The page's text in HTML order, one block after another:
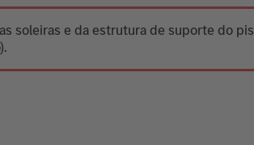
soleiras e da estrutura de suporte do